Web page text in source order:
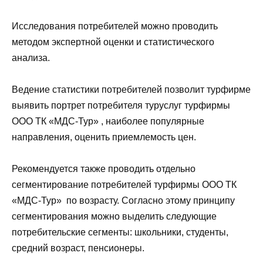
Исследования потребителей можно проводить
методом экспертной оценки и статистического
анализа.
Ведение статистики потребителей позволит турфирме
выявить портрет потребителя туруслуг турфирмы
ООО ТК «МДС-Тур» , наиболее популярные
направления, оценить приемлемость цен.
Рекомендуется также проводить отдельно
сегментирование потребителей турфирмы ООО ТК
«МДС-Тур» по возрасту. Согласно этому принципу
сегментирования можно выделить следующие
потребительские сегменты: школьники, студенты,
средний возраст, пенсионеры.